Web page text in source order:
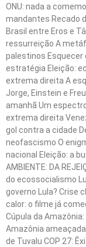
ONU: nada a
mandantes Recado
Brasil entre Eros e
ressurreição A
palestinos Esquecer
estratégia Eleição:
extrema direita A
Jorge, Einstein e
amanhã Um
extrema direita
gol contra a cidade
neofascismo O
nacional Eleição: a
AMBIENTE: DA
do ecossocialismo
governo Lula? Crise
calor: o filme já
Cúpula da
Amazônia
de Tuvalu COP 27: